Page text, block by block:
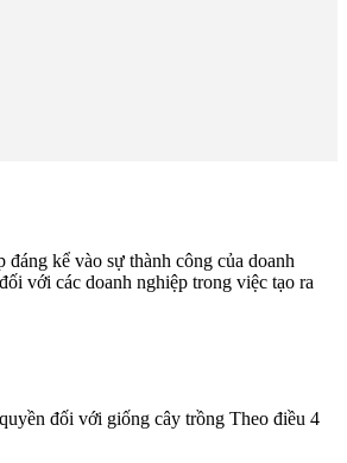
kể vào sự thành công của doanh
với các doanh nghiệp trong việc tạo ra
đối với giống cây trồng Theo điều 4